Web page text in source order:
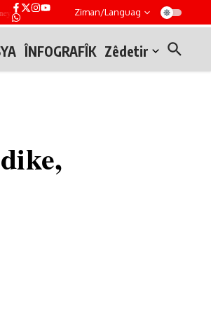
Serdana hevpar a şandeya Şîrketa Petrola Sûriyê û
Ziman/Languag
ÎNFOGRAFÎK Zêdetir